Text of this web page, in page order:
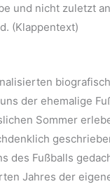
und nicht zuletzt
(Klappentext)
der ehemalige
Sommer
des Fußballs
Jahres der